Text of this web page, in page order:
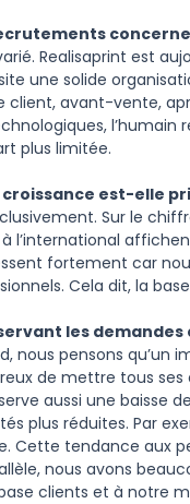
Realisaprint est
une solide
client, avant-vente,
l’humain
plus limitée.
est-elle
Sur le
l’international
fortement car
Cela dit, la
les
nous pensons
de mettre tous
aussi une baisse
plus réduites. Par
Cette tendance aux
nous avons
clients et à notre